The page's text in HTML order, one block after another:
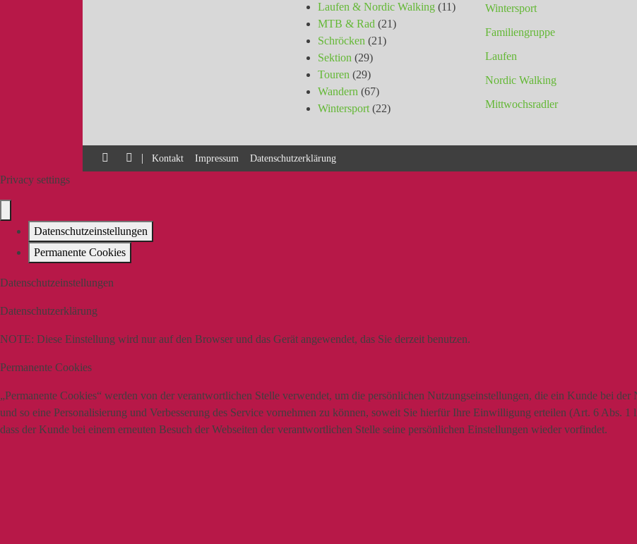
Laufen & Nordic Walking(11)
MTB & Rad (21)
Schröcken (21)
Sektion (29)
Touren (29)
Wandern (67)
Wintersport(22)
Wintersport
Familiengruppe
Laufen
Nordic Walking
Mittwochsradler
| Kontakt Impressum Datenschutzerklärung
Privacy settings
Datenschutzeinstellungen
Permanente Cookies
Datenschutzeinstellungen
Datenschutzerklärung
NOTE: Diese Einstellung wird nur auf den Browser und das Gerät angewendet, das Sie derzeit benutzen.
Permanente Cookies
„Permanente Cookies“ werden von der verantwortlichen Stelle verwendet, um die persönlichen Nutzungseinstellungen, die ein Kunde bei
und so eine Personalisierung und Verbesserung des Service vornehmen zu können, soweit Sie hierfür Ihre Einwilligung erteilen (Art. 6 Abs.
dass der Kunde bei einem erneuten Besuch der Webseiten der verantwortlichen Stelle seine persönlichen Einstellungen wieder vorfindet.